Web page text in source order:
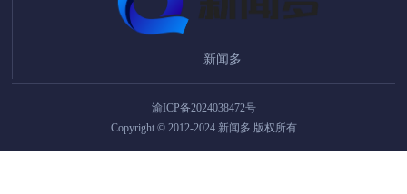
新闻多
渝ICP备2024038472号
Copyright © 2012-2024 新闻多 版权所有